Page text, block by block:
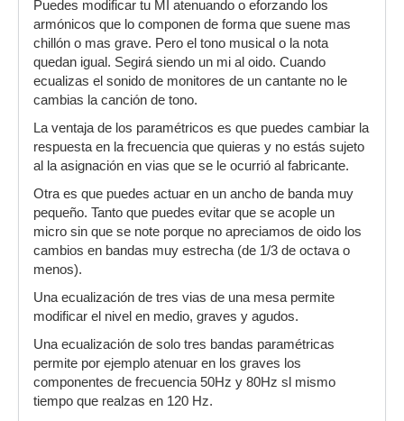
Puedes modificar tu MI atenuando o eforzando los
armónicos que lo componen de forma que suene mas
chillón o mas grave. Pero el tono musical o la nota
quedan igual. Segirá siendo un mi al oido. Cuando
ecualizas el sonido de monitores de un cantante no le
cambias la canción de tono.
La ventaja de los paramétricos es que puedes cambiar la
respuesta en la frecuencia que quieras y no estás sujeto
al la asignación en vias que se le ocurrió al fabricante.
Otra es que puedes actuar en un ancho de banda muy
pequeño. Tanto que puedes evitar que se acople un
micro sin que se note porque no apreciamos de oido los
cambios en bandas muy estrecha (de 1/3 de octava o
menos).
Una ecualización de tres vias de una mesa permite
modificar el nivel en medio, graves y agudos.
Una ecualización de solo tres bandas paramétricas
permite por ejemplo atenuar en los graves los
componentes de frecuencia 50Hz y 80Hz sl mismo
tiempo que realzas en 120 Hz.